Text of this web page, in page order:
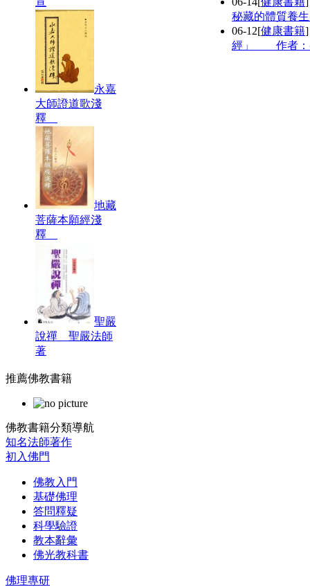
永嘉
大師證道歌淺
釋
地藏
菩薩本願經淺
釋
聖嚴
說禪 聖嚴法師
著
秘藏的體質養
06-12[健康書籍
經」 作者：
推薦佛教書籍
佛教書籍分類導航
知名法師著作
初入佛門
佛教入門
基礎佛理
答問釋疑
科學驗證
教本辭彙
佛光教科書
佛理專研